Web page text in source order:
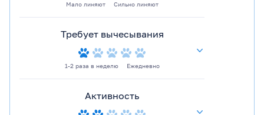
Мало линяют Сильно линяют
Требует вычесывания
1-2 раза в неделю Ежедневно
Активность